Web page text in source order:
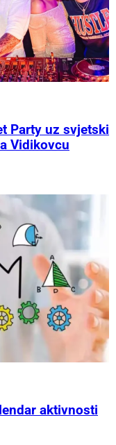
Party uz svjetski
Vidikovcu
aktivnosti